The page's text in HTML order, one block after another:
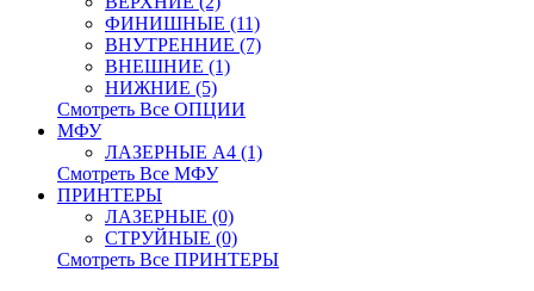
ФИНИШНЫЕ (11)
ВНУТРЕННИЕ (7)
ВНЕШНИЕ (1)
НИЖНИЕ (5)
Смотреть Все ОПЦИИ
МФУ
ЛАЗЕРНЫЕ A4 (1)
Смотреть Все МФУ
ПРИНТЕРЫ
ЛАЗЕРНЫЕ (0)
СТРУЙНЫЕ (0)
Смотреть Все ПРИНТЕРЫ